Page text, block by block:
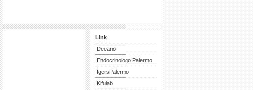
Link
Deeario
Endocrinologo Palermo
IgersPalermo
Kifulab